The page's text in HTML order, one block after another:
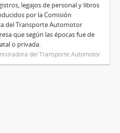
legajos de personal y libros
por la Comisión
del Transporte Automotor
que según las épocas fue de
o privada.
del Transporte Automotor